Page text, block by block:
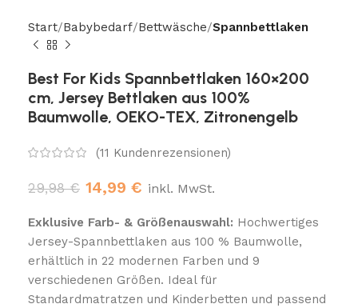
Start Babybedarf Bettwäsche Spannbettlaken
Best For Kids Spannbettlaken 160×200
cm, Jersey Bettlaken aus 100%
Baumwolle, OEKO-TEX, Zitronengelb
(11 Kundenrezensionen)
29,98€ 14,99 € inkl. MwSt.
Exklusive Farb- & Größenauswahl: Hochwertiges
Jersey-Spannbettlaken aus 100 % Baumwolle,
erhältlich in 22 modernen Farben und 9
verschiedenen Größen. Ideal für
Standardmatratzen und Kinderbetten und passend